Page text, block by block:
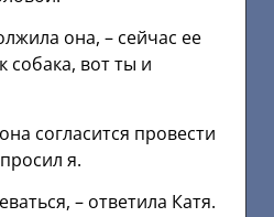
она, – сейчас ее
собака, вот ты и
согласится провести
я.
– ответила Катя.